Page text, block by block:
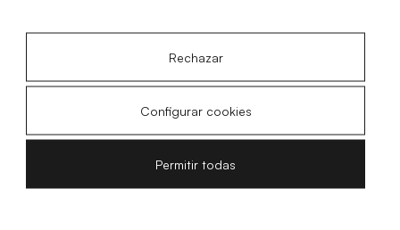
Rechazar
Configurar cookies
Permitir todas